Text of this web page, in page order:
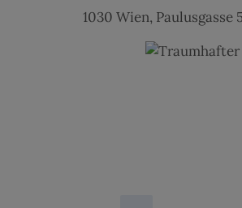
1030 Wien,